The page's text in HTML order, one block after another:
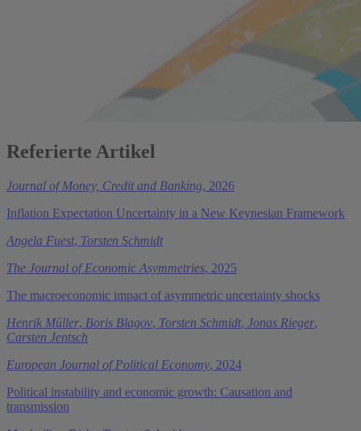
Referierte Artikel
Journal of Money, Credit and Banking, 2026
Inflation Expectation Uncertainty in a New Keynesian Framework
Angela Fuest, Torsten Schmidt
The Journal of Economic Asymmetries, 2025
The macroeconomic impact of asymmetric uncertainty shocks
Henrik Müller, Boris Blagov, Torsten Schmidt, Jonas Rieger,
Carsten Jentsch
European Journal of Political Economy, 2024
Political instability and economic growth: Causation and
transmission